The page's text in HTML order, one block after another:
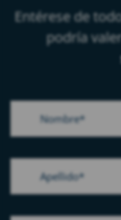
Entérese de
podría